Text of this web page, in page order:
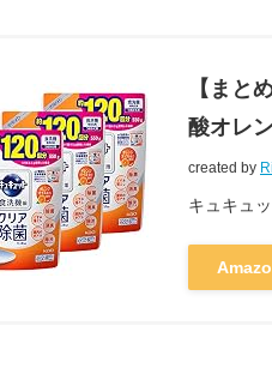
【まと
酸オレ
created by
キュキュ